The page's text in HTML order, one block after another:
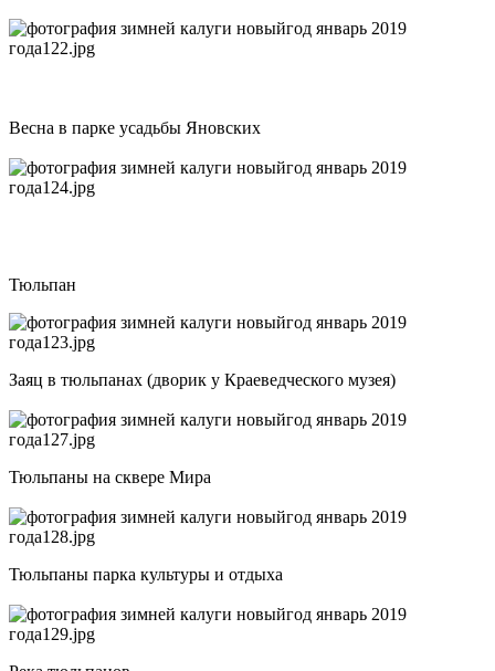
Весна в парке усадьбы Яновских
Тюльпан
Заяц в тюльпанах (дворик у Краеведческого музея)
Тюльпаны на сквере Мира
Тюльпаны парка культуры и отдыха